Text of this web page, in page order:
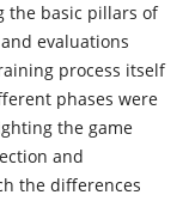
the basic pillars of
evaluations
process itself
phases were
the game
and
the differences